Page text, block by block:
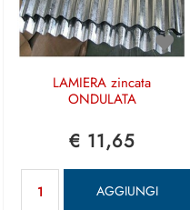
LAMIERA zincata
ONDULATA
€ 11,65
AGGIUNGI